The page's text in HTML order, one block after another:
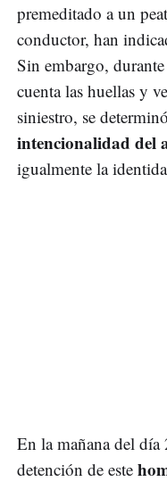
premeditado a un
conductor, han
Sin embargo,
cuenta las huellas y
siniestro, se
intencionalidad del
igualmente la
En la mañana del día
detención de este